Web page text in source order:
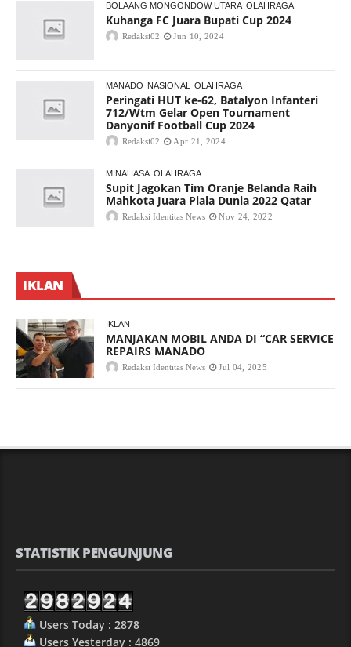
BOLAANG MONGONDOW UTARA OLAHRAGA
Kuhanga FC Juara Bupati Cup 2024
Redaksi02 Jun 10, 2024
MANADO NASIONAL OLAHRAGA
Peringati HUT ke-62, Batalyon Infanteri
712/Wtm Gelar Open Tournament
Danyonif Football Cup 2024
Redaksi02 Apr 21, 2024
MINAHASA OLAHRAGA
Supit Jagokan Tim Oranje Belanda Raih
Mahkota Juara Piala Dunia 2022 Qatar
Redaksi Identitas News Nov 24, 2022
IKLAN
IKLAN
MANJAKAN MOBIL ANDA DI “CAR SERVICE
REPAIRS MANADO
Redaksi Identitas News Jul 04, 2025
STATISTIK PENGUNJUNG
Users Today : 2878
Users Yesterday : 4869